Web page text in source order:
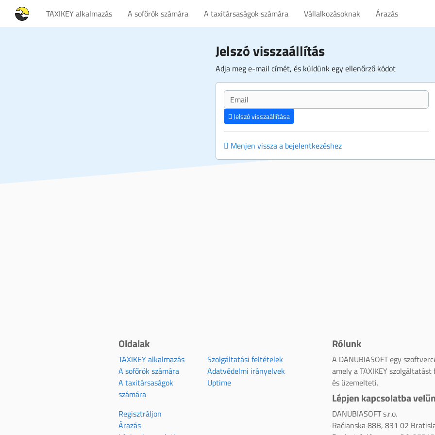
TAXIKEY alkalmazás A sofőrök számára A taxitársaságok számára Vállalkozásoknak Árazás
Jelszó visszaállítás
Adja meg e-mail címét, és küldünk egy ellenőrző kódot
Jelszó visszaállítása
Menjen vissza a bejelentkezéshez
Oldalak
TAXIKEY alkalmazás
A sofőrök számára
A taxitársaságok
számára
Regisztráljon
Árazás
Szolgáltatási feltételek
Adatvédelmi irányelvek
Uptime
Rólunk
A DANUBIASOFT egy
amely a TAXIKEY
és üzemelteti.
Lépjen kapcsolatba
DANUBIASOFT s.r.o.
Račianska 88B, 831 02